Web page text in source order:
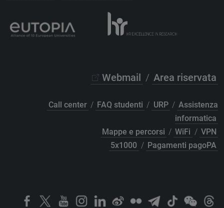
Webmail / Area riservata
Call center / FAQ studenti / URP / Assistenza
informatica
Mappe e percorsi / WiFi / VPN
5x1000 / Pagamenti pagoPA